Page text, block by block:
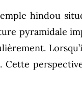
hindou
pyramidale